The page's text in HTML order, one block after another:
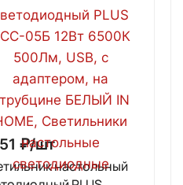
₽/шт
настольный